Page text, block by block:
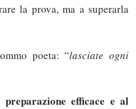
la prova, ma a superarla
poeta: “lasciate ogni
efficace e al